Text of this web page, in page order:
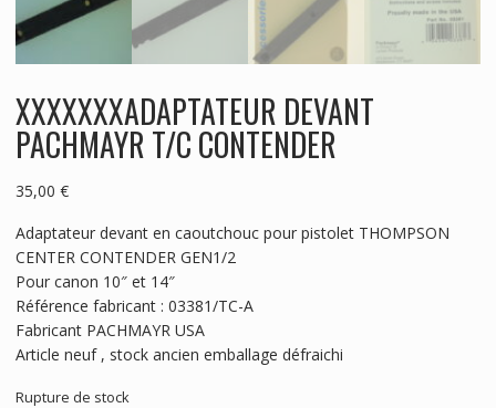
XXXXXXXADAPTATEUR DEVANT
PACHMAYR T/C CONTENDER
35,00 €
Adaptateur devant en caoutchouc pour pistolet THOMPSON
CENTER CONTENDER GEN1/2
Pour canon 10″ et 14″
Référence fabricant : 03381/TC-A
Fabricant PACHMAYR USA
Article neuf , stock ancien emballage défraichi
Rupture de stock